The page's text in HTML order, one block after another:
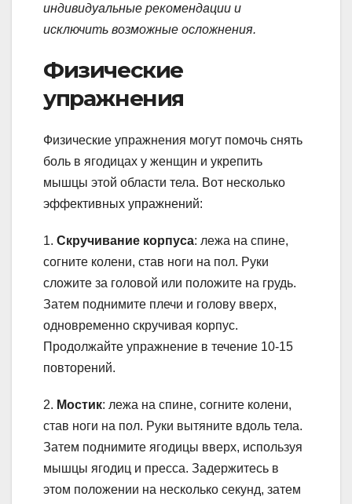
индивидуальные рекомендации и
исключить возможные осложнения.
Физические
упражнения
Физические упражнения могут помочь снять
боль в ягодицах у женщин и укрепить
мышцы этой области тела. Вот несколько
эффективных упражнений:
1. Скручивание корпуса: лежа на спине,
согните колени, став ноги на пол. Руки
сложите за головой или положите на грудь.
Затем поднимите плечи и голову вверх,
одновременно скручивая корпус.
Продолжайте упражнение в течение 10-15
повторений.
2. Мостик: лежа на спине, согните колени,
став ноги на пол. Руки вытяните вдоль тела.
Затем поднимите ягодицы вверх, используя
мышцы ягодиц и пресса. Задержитесь в
этом положении на несколько секунд, затем